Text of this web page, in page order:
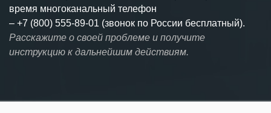
время многоканальный телефон
– +7 (800) 555-89-01 (звонок по России бесплатный).
Расскажите о своей проблеме и получите
инструкцию к дальнейшим действиям.